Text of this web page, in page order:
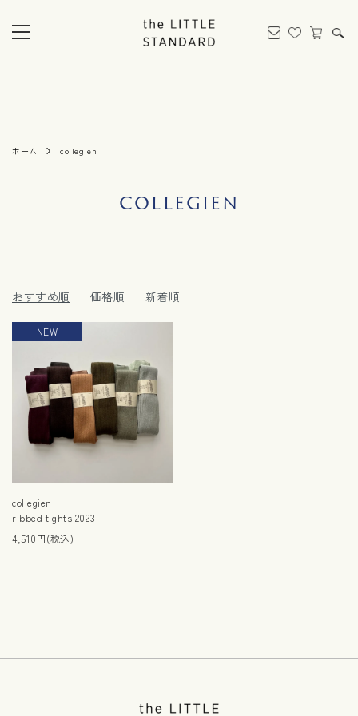
ホーム collegien
collegien
おすすめ順 価格順 新着順
collegien
NEW
ribbed tights 2023
4,510円(税込)